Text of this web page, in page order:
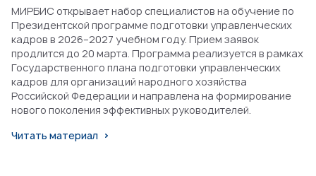
МИРБИС открывает набор специалистов на обучение по
Президентской программе подготовки управленческих
кадров в 2026–2027 учебном году. Прием заявок
продлится до 20 марта. Программа реализуется в рамках
Государственного плана подготовки управленческих
кадров для организаций народного хозяйства
Российской Федерации и направлена на формирование
нового поколения эффективных руководителей.
Читать материал